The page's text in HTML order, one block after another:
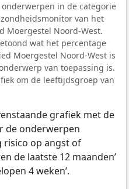
in de categorie
van het
Moergestel Noord-West.
wat het percentage
Moergestel Noord-West is
van toepassing is.
om de leeftijdsgroep van
grafiek met de
de onderwerpen
risico op angst of
de laatste 12 maanden’
4 weken’.